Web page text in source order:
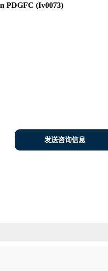
PDGFC (Iv0073)
发送咨询信息